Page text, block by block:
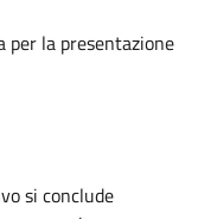
la presentazione
si conclude